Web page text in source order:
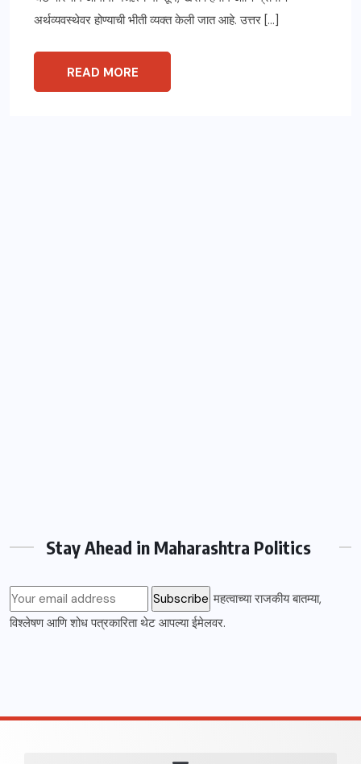
अर्थव्यवस्थेवर होण्याची भीती व्यक्त केली जात आहे. उत्तर […]
READ MORE
Stay Ahead in Maharashtra Politics
महत्वाच्या राजकीय बातम्या,
विश्लेषण आणि शोध पत्रकारिता थेट आपल्या ईमेलवर.